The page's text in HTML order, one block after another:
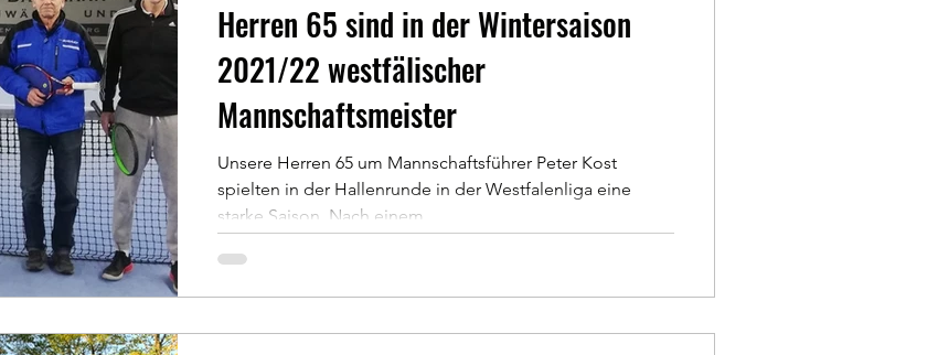
Herren 65 sind in der Wintersaison
2021/22 westfälischer
Mannschaftsmeister
Unsere Herren 65 um Mannschaftsführer Peter Kost
spielten in der Hallenrunde in der Westfalenliga eine
starke Saison. Nach einem...